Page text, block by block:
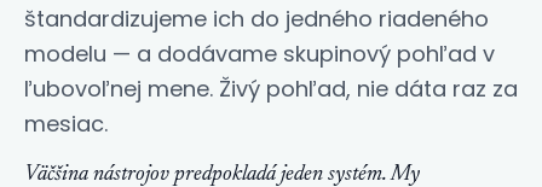
štandardizujeme ich do jedného riadeného
modelu — a dodávame skupinový pohľad v
ľubovoľnej mene. Živý pohľad, nie dáta raz za
mesiac.
Väčšina nástrojov predpokladá jeden systém. My